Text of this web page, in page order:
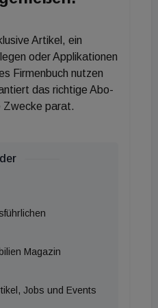
Madaster
dieser Partnerschaft mit
sowie praktikable
und
um in Zeiten der
Zeit. Um
umzusetzen, brauchen
die Materialien, die
dafür ist Madaster“, so
ÖGNI. Um den
und die
Artikel, ein
oder Applikationen
Firmenbuch nutzen
das richtige Abo-
Zwecke parat.
Magazin
Jobs und Events